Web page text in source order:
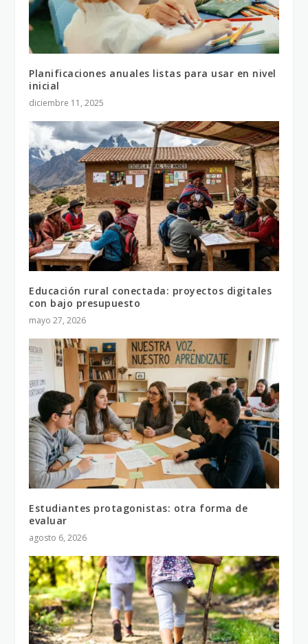
Planificaciones anuales listas para usar en nivel
inicial
diciembre 11, 2025
Educación rural conectada: proyectos digitales
con bajo presupuesto
mayo 27, 2026
Estudiantes protagonistas: otra forma de
evaluar
agosto 6, 2026